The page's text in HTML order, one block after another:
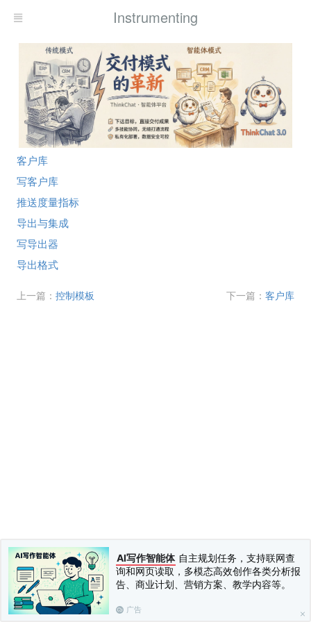
AI写作智能体 自主规划任务，支持联网查
询和网页读取，多模态高效创作各类分析报
告、商业计划、营销方案、教学内容等。
广告
Instrumenting
客户库
写客户库
推送度量指标
导出与集成
写导出器
导出格式
上一篇： 控制模板 下一篇： 客户库